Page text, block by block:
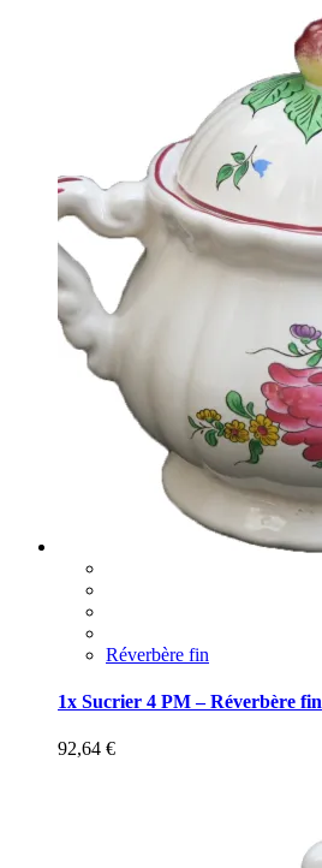
Réverbère fin
1x Sucrier 4 PM – Réverbère fin
92,64 €